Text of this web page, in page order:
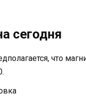
сегодня
что